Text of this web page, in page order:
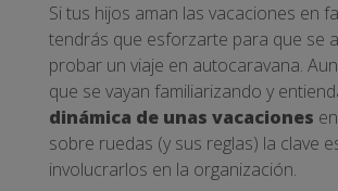
Si tus hijos aman las vacaciones en
tendrás que esforzarte para que se
probar un viaje en autocaravana.
que se vayan familiarizando y
dinámica de unas vacaciones
sobre ruedas (y sus reglas) la clave
involucrarlos en la organización.